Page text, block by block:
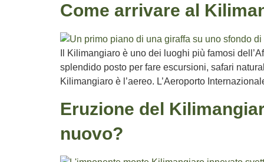
Come arrivare al
Il Kilimangiaro è uno dei luoghi più famosi
splendido posto per fare escursioni, safari
Kilimangiaro è l’aereo. L’Aeroporto
Eruzione del
nuovo?